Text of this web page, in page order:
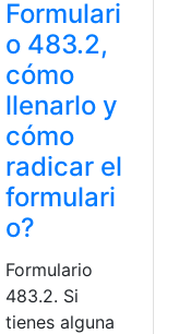
Formulari
o 483.2,
cómo
llenarlo y
cómo
radicar el
formulari
o?
Formulario
483.2. Si
tienes alguna